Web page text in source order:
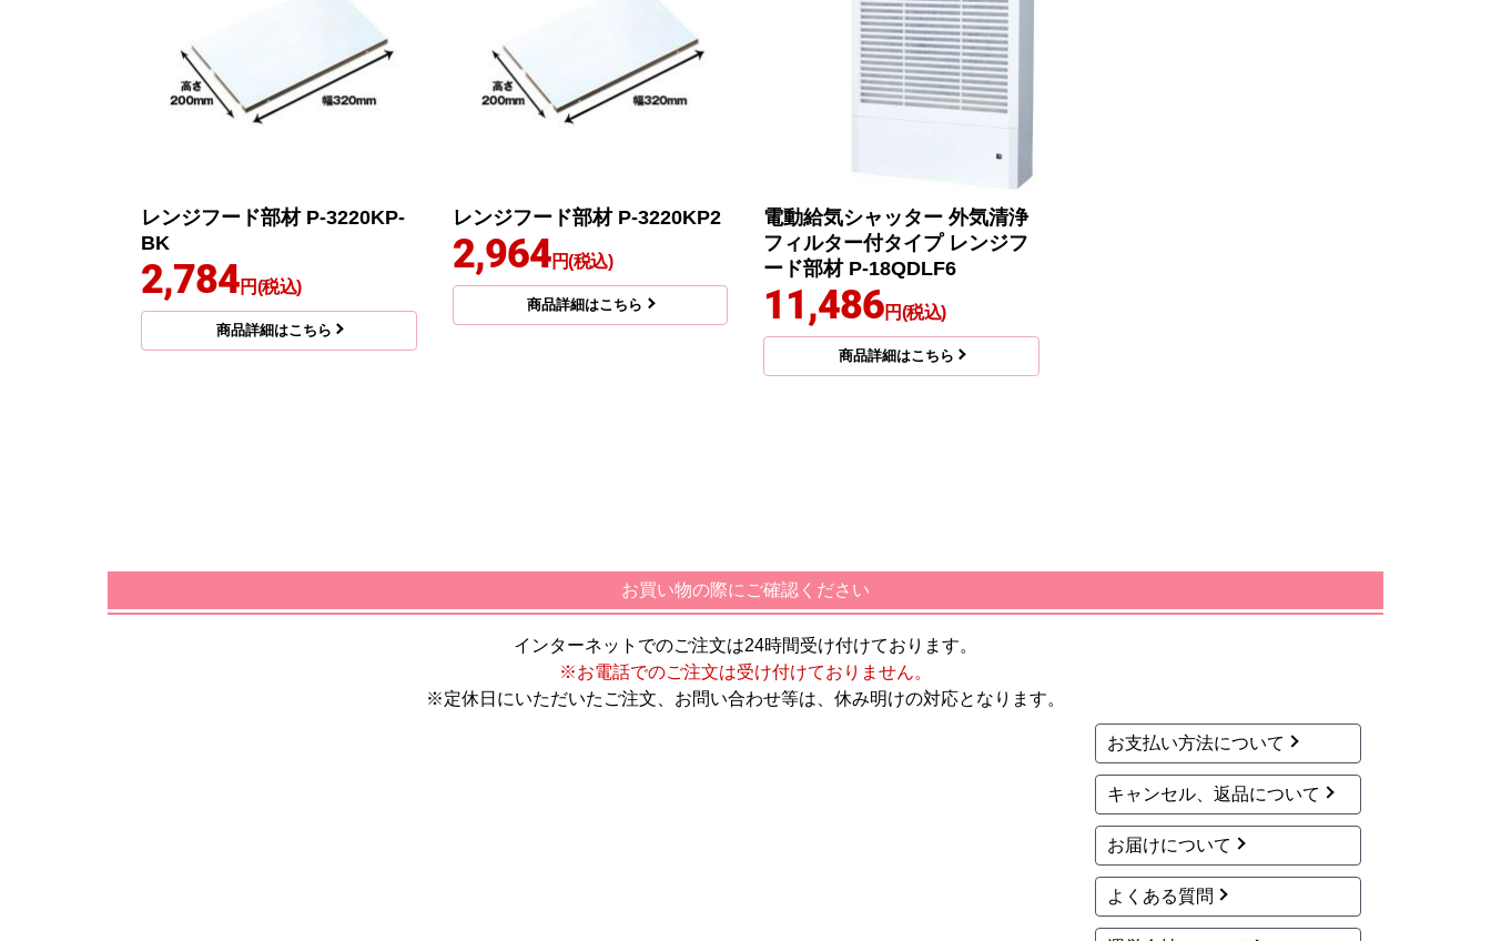
レンジフード部材 P-3220KP-
BK
2,784円(税込)
商品詳細はこちら
レンジフード部材 P-3220KP2
2,964円(税込)
商品詳細はこちら
電動給気シャッター 外気清浄
フィルター付タイプ レンジフ
ード部材 P-18QDLF6
11,486円(税込)
商品詳細はこちら
お買い物の際にご確認ください
インターネットでのご注文は24時間受け付けております。
※お電話でのご注文は受け付けておりません。
※定休日にいただいたご注文、お問い合わせ等は、休み明けの対応となります。
お支払い方法について
キャンセル、返品について
お届けについて
よくある質問